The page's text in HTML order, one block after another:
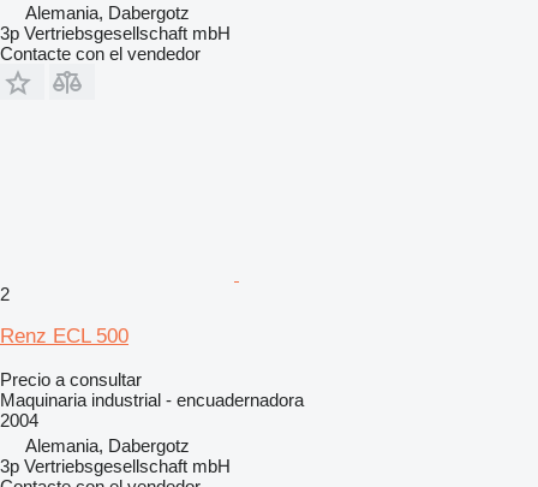
Alemania, Dabergotz
3p Vertriebsgesellschaft mbH
Contacte con el vendedor
2
Renz ECL 500
Precio a consultar
Maquinaria industrial - encuadernadora
2004
Alemania, Dabergotz
3p Vertriebsgesellschaft mbH